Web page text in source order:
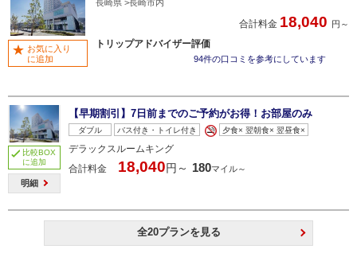
長崎県 長崎市内
合計料金 18,040 円～
トリップアドバイザー評価
94件の口コミを参考にしています
お気に入り
に追加
比較BOX
に追加
明細
【早期割引】7日前までのご予約がお得！お部屋のみ
ダブル バス付き・トイレ付き 夕食× 翌朝食× 翌昼食×
デラックスルームキング
合計料金
18,040円～ 180マイル～
全20プランを見る